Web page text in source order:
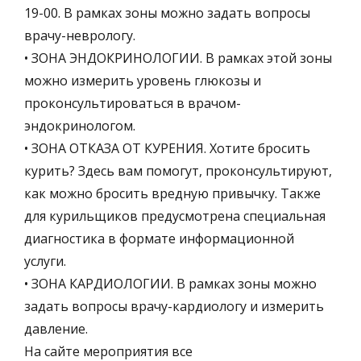
19-00. В рамках зоны можно задать вопросы
врачу-неврологу.
• ЗОНА ЭНДОКРИНОЛОГИИ. В рамках этой зоны
можно измерить уровень глюкозы и
проконсультироваться в врачом-
эндокринологом.
• ЗОНА ОТКАЗА ОТ КУРЕНИЯ. Хотите бросить
курить? Здесь вам помогут, проконсультируют,
как можно бросить вредную привычку. Также
для курильщиков предусмотрена специальная
диагностика в формате информационной
услуги.
• ЗОНА КАРДИОЛОГИИ. В рамках зоны можно
задать вопросы врачу-кардиологу и измерить
давление.
На сайте мероприятия все